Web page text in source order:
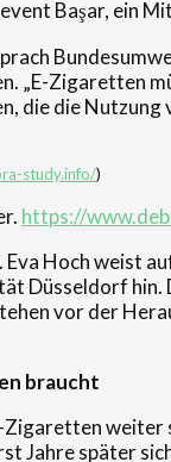
Başar, ein
„E-Zigaretten
die die Nutzung
study.info/)
https://
Hoch weist
Düsseldorf hin.
vor der
braucht
Zigaretten
Jahre später